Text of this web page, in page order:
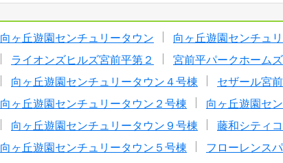
向ヶ丘遊園センチュリータウン
向ヶ丘遊園センチュ
ライオンズヒルズ宮前平第２
宮前平パークホーム
向ヶ丘遊園センチュリータウン４号棟
セザール宮
向ヶ丘遊園センチュリータウン２号棟
向ヶ丘遊園セ
向ヶ丘遊園センチュリータウン９号棟
藤和シティ
向ヶ丘遊園センチュリータウン５号棟
フローレンス